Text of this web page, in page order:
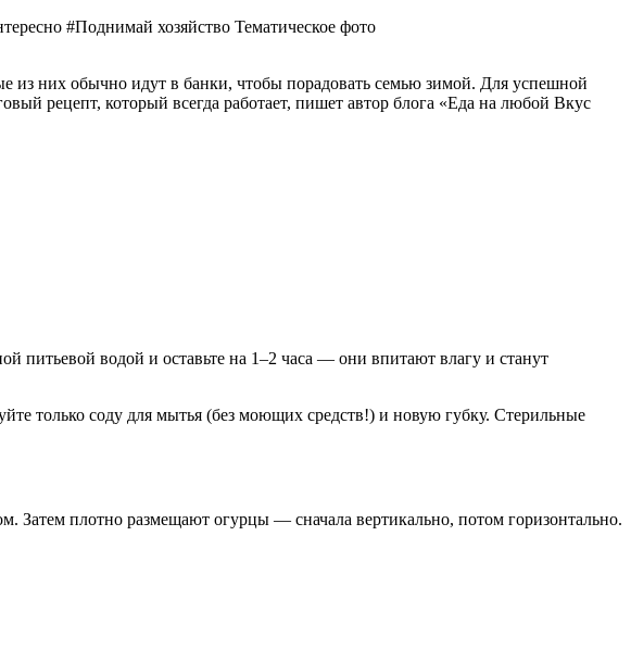
#Поднимай хозяйство Тематическое фото
из них обычно идут в банки, чтобы порадовать семью зимой. Для успешной
рецепт, который всегда работает, пишет автор блога «Еда на любой Вкус
питьевой водой и оставьте на 1–2 часа — они впитают влагу и станут
только соду для мытья (без моющих средств!) и новую губку. Стерильные
Затем плотно размещают огурцы — сначала вертикально, потом горизонтально.